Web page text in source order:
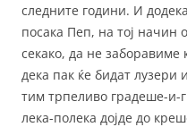
следните години. И
посака Пеп, на тој начин
секако, да не заборавиме
дека пак ќе бидат лузери
тим трпеливо градеше-и-
лека-полека дојде до